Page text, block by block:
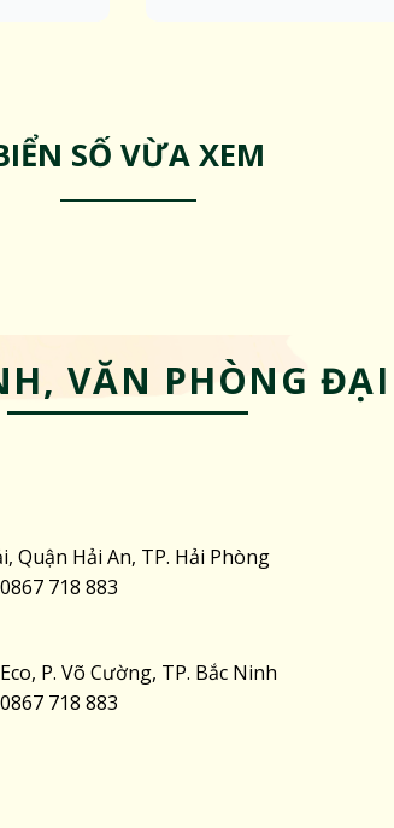
SỐ VỪA XEM
VĂN PHÒNG
Quận Hải An, TP. Hải Phòng
718 883
P. Võ Cường, TP. Bắc Ninh
718 883